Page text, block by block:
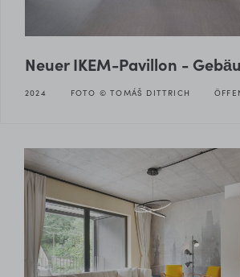
Neuer IKEM-Pavillon -
2024 FOTO © TOMÁŠ DITTRICH